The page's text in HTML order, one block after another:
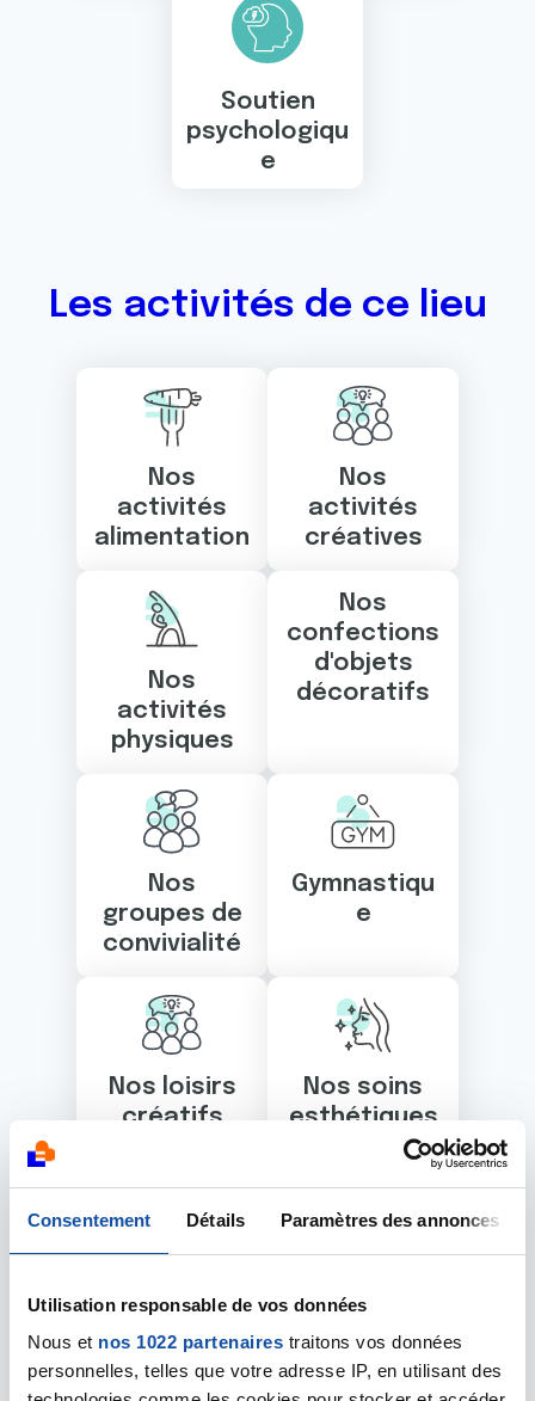
Consentement Détails Paramètres des annonces
Utilisation responsable de vos données
Nous et nos 1022 partenaires traitons vos données
personnelles, telles que votre adresse IP, en utilisant des
Soutien
psychologiqu
e
Les activités de ce lieu
Nos
activités
alimentation
Nos
activités
créatives
Nos
activités
physiques
Nos
confections
d'objets
décoratifs
Nos
groupes de
convivialité
Gymnastiqu
e
Nos loisirs
créatifs
Nos soins
esthétiques
Nos
1 2